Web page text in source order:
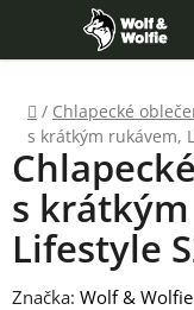
obsah
Domů
/ Chlapecké
s krátkým rukávem,
s
Lifestyle
Značka: Wolf & Wolfie